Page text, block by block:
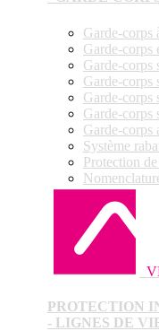
Garde-corps
Garde-corps
Garde-corps
Garde-corps
Garde-corps
Garde-corps
Garde-corps
Système
Protection
PROTECTION
- LIGNES DE